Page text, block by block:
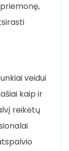
veidui
kaip ir
reikėtų